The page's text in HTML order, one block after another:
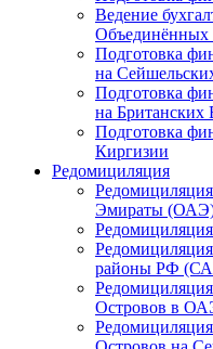
Ведение
Подготовка
на
Подготовка
на Британских
Подготовка
Киргизии
Редомициляция
Эмираты
районы РФ
Островов в